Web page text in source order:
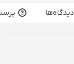
دیدگاه‌ها